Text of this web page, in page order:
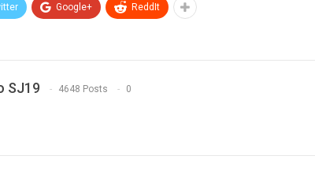
Google+ ReddIt
SJ19 4648 Posts 0